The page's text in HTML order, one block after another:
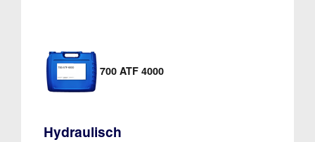
700 ATF 4000
Hydraulisch